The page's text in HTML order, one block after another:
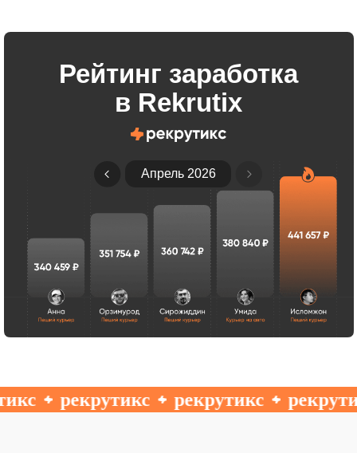
Рейтинг заработка
в Rekrutix
Апрель 2026
рекрутикс рекрутикс